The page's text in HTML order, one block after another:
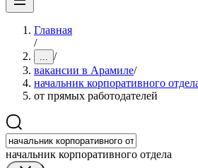
Главная
/
... /
вакансии в Арамиле/
начальник корпоративного
от прямых работодателей
начальник корпоративного отдела